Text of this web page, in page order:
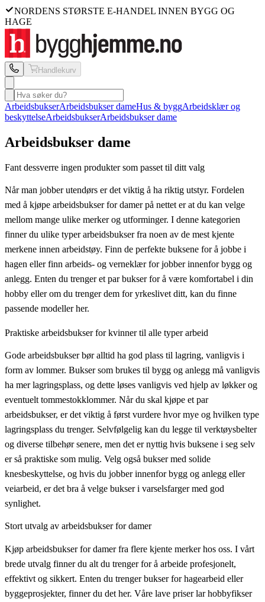
NORDENS STØRSTE E-HANDEL INNEN BYGG OG
HAGE
Handlekurv
ArbeidsbukserArbeidsbukser dameHus & byggArbeidsklær og
beskyttelseArbeidsbukserArbeidsbukser dame
Arbeidsbukser dame
Fant dessverre ingen produkter som passet til ditt valg
Når man jobber utendørs er det viktig å ha riktig utstyr. Fordelen
med å kjøpe arbeidsbukser for damer på nettet er at du kan velge
mellom mange ulike merker og utforminger. I denne kategorien
finner du ulike typer arbeidsbukser fra noen av de mest kjente
merkene innen arbeidstøy. Finn de perfekte buksene for å jobbe i
hagen eller finn arbeids- og verneklær for jobber innenfor bygg og
anlegg. Enten du trenger et par bukser for å være komfortabel i din
hobby eller om du trenger dem for yrkeslivet ditt, kan du finne
passende modeller her.
Praktiske arbeidsbukser for kvinner til alle typer arbeid
Gode arbeidsbukser bør alltid ha god plass til lagring, vanligvis i
form av lommer. Bukser som brukes til bygg og anlegg må vanligvis
ha mer lagringsplass, og dette løses vanligvis ved hjelp av løkker og
eventuelt tommestokklommer. Når du skal kjøpe et par
arbeidsbukser, er det viktig å først vurdere hvor mye og hvilken type
lagringsplass du trenger. Selvfølgelig kan du legge til verktøysbelter
og diverse tilbehør senere, men det er nyttig hvis buksene i seg selv
er så praktiske som mulig. Velg også bukser med solide
knesbeskyttelse, og hvis du jobber innenfor bygg og anlegg eller
veiarbeid, er det bra å velge bukser i varselsfarger med god
synlighet.
Stort utvalg av arbeidsbukser for damer
Kjøp arbeidsbukser for damer fra flere kjente merker hos oss. I vårt
brede utvalg finner du alt du trenger for å arbeide profesjonelt,
effektivt og sikkert. Enten du trenger bukser for hagearbeid eller
byggeprosjekter, finner du det her. Våre lave priser lar hobbyfikser